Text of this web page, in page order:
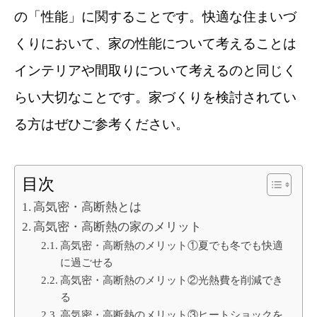
の「性能」に関することです。快適な住まいづ
くりにおいて、家の性能について考えることは
インテリアや間取りについて考えるのと同じく
らい大切なことです。家づくりを検討されてい
る方はぜひご参考ください。
目次
高気密・高断熱とは
高気密・高断熱の家のメリット
高気密・高断熱のメリット①夏でも冬でも快適
に過ごせる
高気密・高断熱のメリット②光熱費を削減でき
る
高気密・高断熱のメリット③ヒートショックを